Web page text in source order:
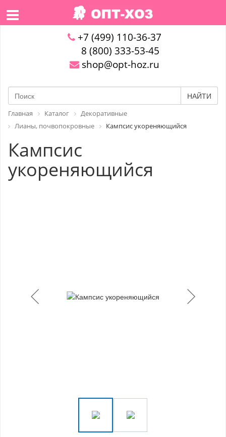
+7 (499) 110-36-37
8 (800) 333-53-45
shop@opt-hoz.ru
НАЙТИ
Главная Каталог
Декоративные
Лианы, почвопокровные
Кампсис укореняющийся
Кампсис
укореняющийся